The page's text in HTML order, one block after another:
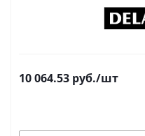
10 064.53 руб./шт